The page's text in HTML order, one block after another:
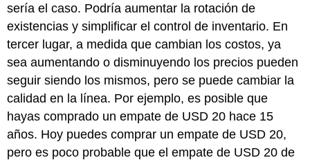
sería el caso. Podría aumentar la rotación de
existencias y simplificar el control de inventario. En
tercer lugar, a medida que cambian los costos, ya
sea aumentando o disminuyendo los precios pueden
seguir siendo los mismos, pero se puede cambiar la
calidad en la línea. Por ejemplo, es posible que
hayas comprado un empate de USD 20 hace 15
años. Hoy puedes comprar un empate de USD 20,
pero es poco probable que el empate de USD 20 de